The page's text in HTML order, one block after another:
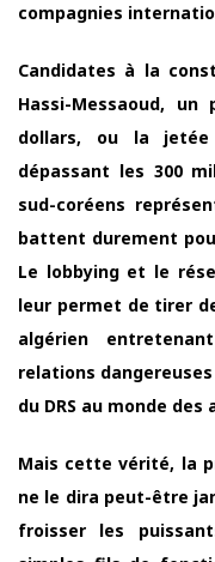
compagnies
Candidates à la
Hassi-Messaoud,
dollars, ou la
dépassant les 300
sud-coréens
battent durement
Le lobbying et le
leur permet de tirer
algérien
relations
du DRS au monde
Mais cette vérité, la
ne le dira peut-être
froisser les